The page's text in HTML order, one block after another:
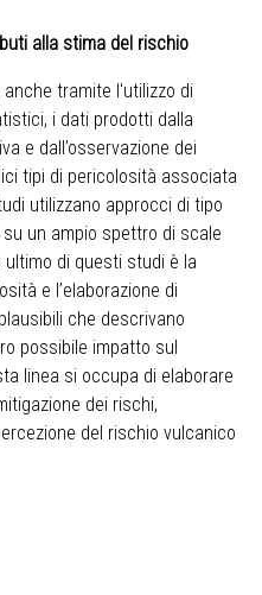
alla stima del rischio
tramite l'utilizzo di
i dati prodotti dalla
e dall’osservazione dei
tipi di pericolosità associata
utilizzano approcci di tipo
un ampio spettro di scale
ultimo di questi studi è la
e l’elaborazione di
che descrivano
possibile impatto sul
linea si occupa di elaborare
dei rischi,
del rischio vulcanico